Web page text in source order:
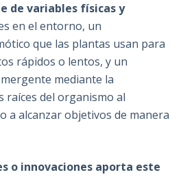
de variables físicas y
en el entorno, un
que las plantas usan para
rápidos o lentos, y un
mediante la
raíces del organismo al
a alcanzar objetivos de manera
o innovaciones aporta este